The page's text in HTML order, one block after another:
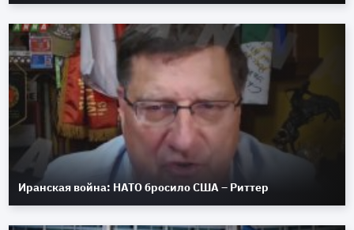
Иранская война: НАТО бросило США – Риттер